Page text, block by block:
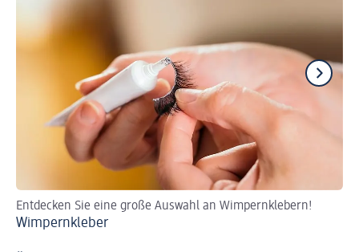
Entdecken Sie eine große Auswahl an Wimpernklebern!
Wimpernkleber